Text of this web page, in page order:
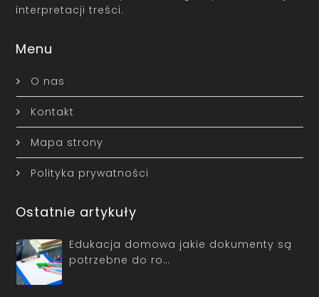
interpretacji treści.
Menu
O nas
Kontakt
Mapa strony
Polityka prywatności
Ostatnie artykuły
Edukacja domowa jakie dokumenty są
potrzebne do ro…